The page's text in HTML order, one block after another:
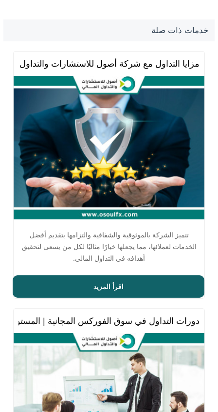
خدمات ذات صلة
مزايا التداول مع شركة أصول للاستشارات والتداول
تتميز الشركة بالموثوقية والشفافية والتزامها بتقديم أفضل
الخدمات لعملائها، مما يجعلها خيارًا مثاليًا لكل من يسعى لتحقيق
أهدافه في التداول المالي.
اقرأ المزيد
دورات التداول في سوق الفوركس المجانية | المستوى